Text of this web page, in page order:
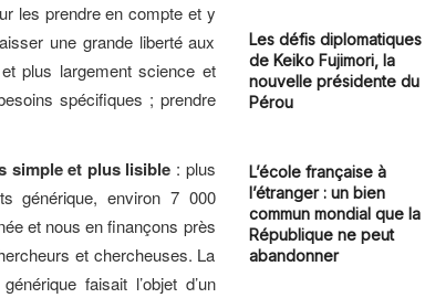
les prendre en compte et y
une grande liberté aux
plus largement science et
spécifiques ; prendre
simple et plus lisible : plus
générique, environ 7 000
et nous en finançons près
et chercheuses. La
faisait l’objet d’un
Les défis diplomatiques
de Keiko Fujimori, la
nouvelle présidente du
Pérou
L’école française à
l’étranger : un bien
commun mondial que la
République ne peut
abandonner